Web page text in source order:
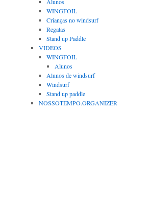
WINGFOIL
Crianças no windsurf
Regatas
Stand up Paddle
VIDEOS
WINGFOIL
Alunos
Alunos de windsurf
Windsurf
Stand up paddle
NOSSOTEMPO.ORGANIZER